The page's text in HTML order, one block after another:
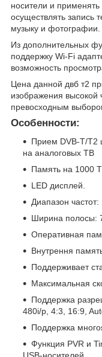
носители и
осуществлять запись
музыку и фотографии.
Из дополнительных
поддержку Wi-Fi
возможность
Цена данной двб т2
изображения высокой
превосходным
Особенности:
Прием DVB-T/T2
на аналоговых ТВ
Память на 1000
LED дисплей.
Диапазон
Ширина полосы:
Оперативная
Внутрення
Поддерживает
Максимальная
Поддержка
480i/p, 4:3, 16:9,
Поддержка
Функция PVR и